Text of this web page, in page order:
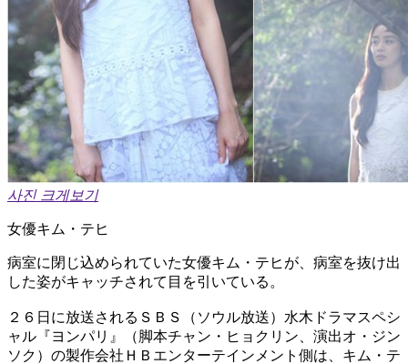
사진 크게보기
女優キム・テヒ
病室に閉じ込められていた女優キム・テヒが、病室を抜け出
した姿がキャッチされて目を引いている。
２６日に放送されるＳＢＳ（ソウル放送）水木ドラマスペシ
ャル『ヨンパリ』（脚本チャン・ヒョクリン、演出オ・ジン
ソク）の製作会社ＨＢエンターテインメント側は、キム・テ